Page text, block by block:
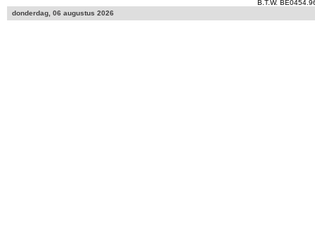
B.T.W.
donderdag, 06 augustus 2026